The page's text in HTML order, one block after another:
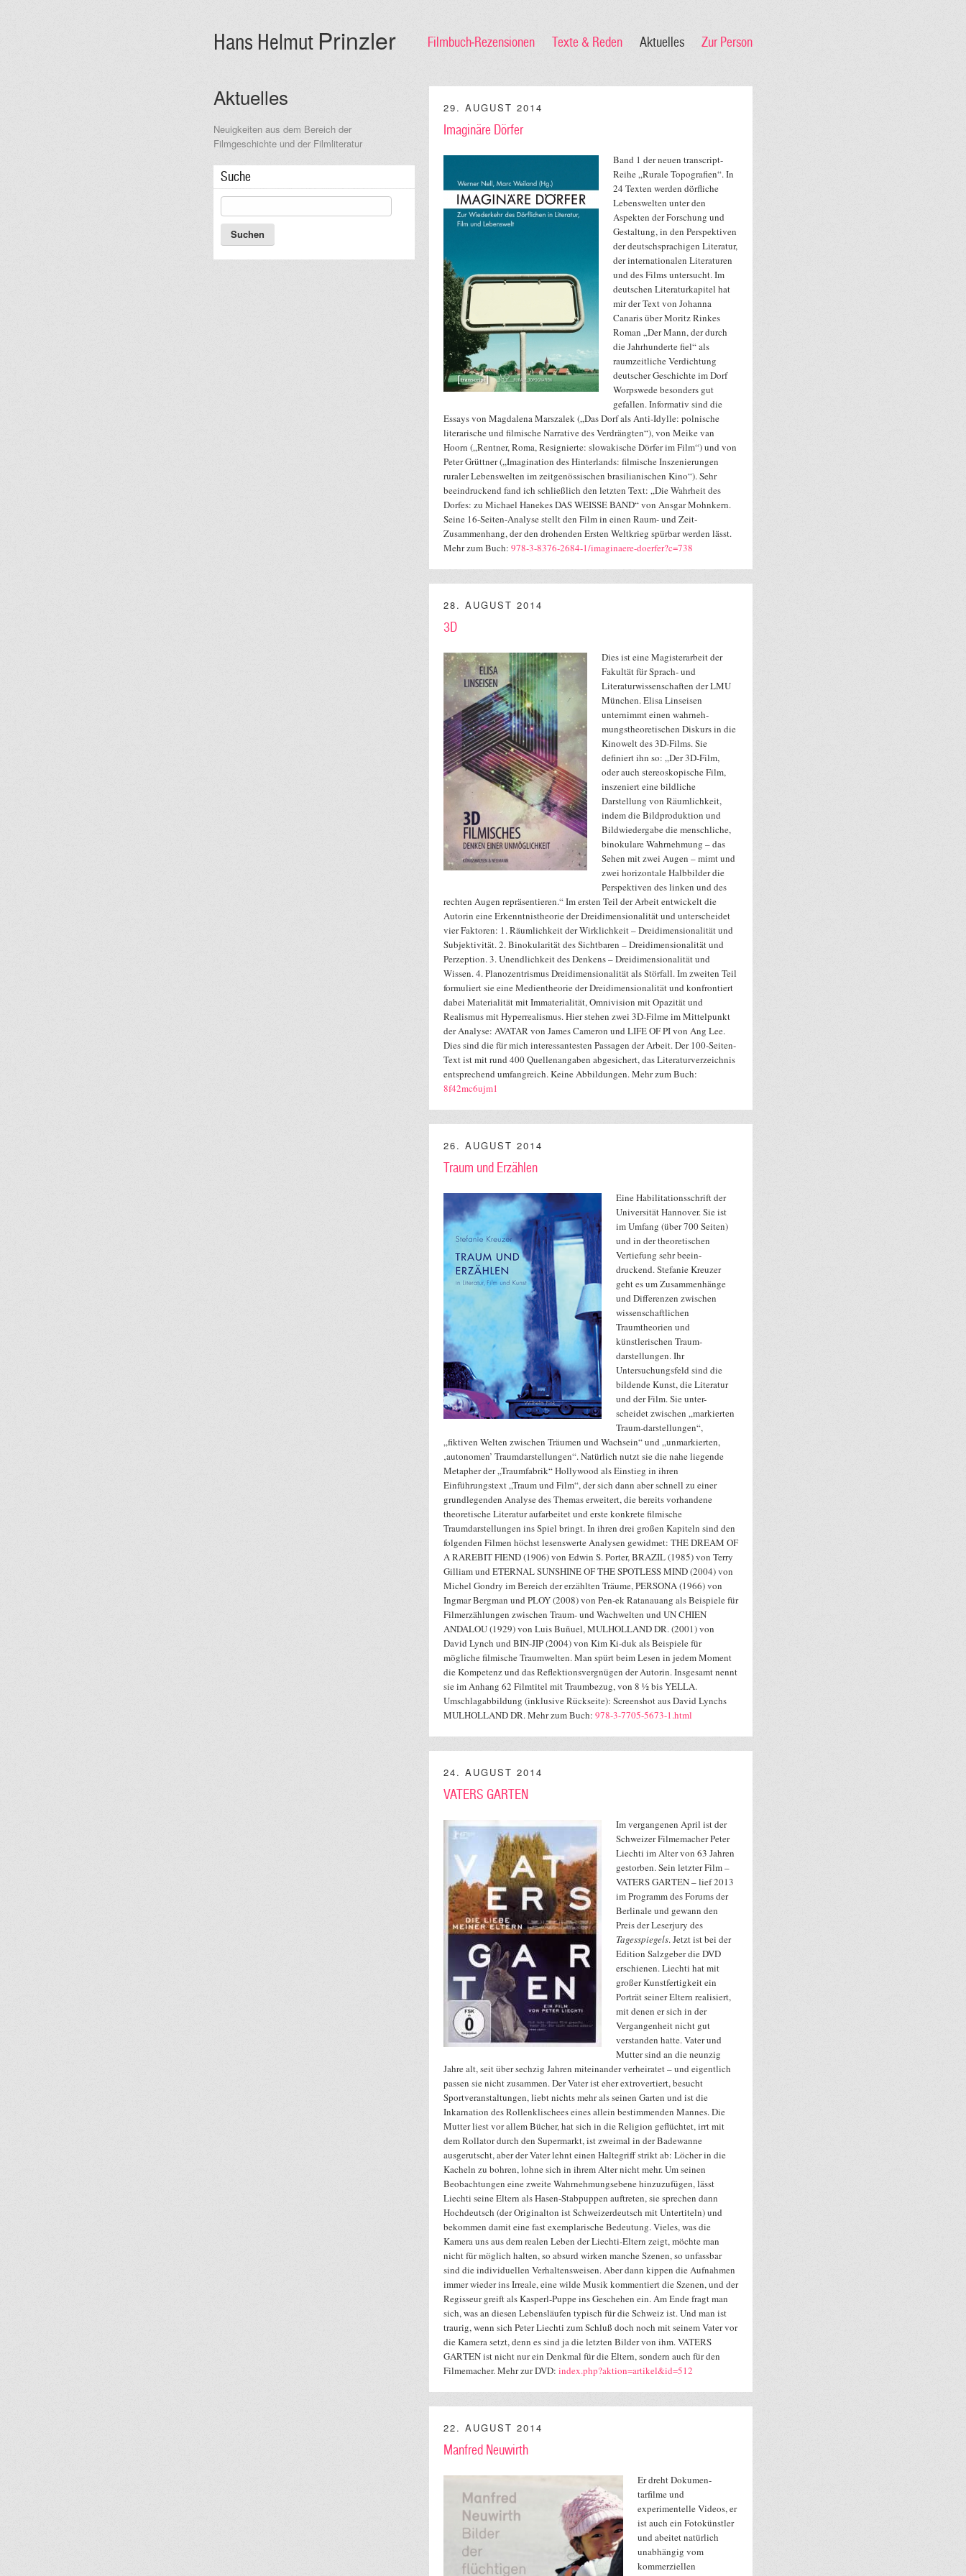
Hans Helmut Prinzler Filmbuch-Rezensionen Texte & Reden Aktuelles Zur Person
Aktuelles
Neuigkeiten aus dem Bereich der
Filmgeschichte und der Filmliteratur
Suche
29. AUGUST 2014
Imaginäre Dörfer
Band 1 der neuen transcript-
Reihe „Rurale Topografien“. In
24 Texten werden dörfliche
Lebenswelten unter den
Aspekten der Forschung und
Gestaltung, in den Perspektiven
der deutschsprachigen Literatur,
der internationalen Literaturen
und des Films untersucht. Im
deutschen Literaturkapitel hat
mir der Text von Johanna
Canaris über Moritz Rinkes
Roman „Der Mann, der durch
die Jahrhunderte fiel“ als
raumzeitliche Verdichtung
deutscher Geschichte im Dorf
Worpswede besonders gut
gefallen. Informativ sind die
Essays von Magdalena Marszalek („Das Dorf als Anti-Idylle: polnische
literarische und filmische Narrative des Verdrängten“), von Meike van
Hoorn („Rentner, Roma, Resignierte: slowakische Dörfer im Film“) und von
Peter Grüttner („Imagination des Hinterlands: filmische Inszenierungen
ruraler Lebenswelten im zeitgenössischen brasilianischen Kino“). Sehr
beeindruckend fand ich schließlich den letzten Text: „Die Wahrheit des
Dorfes: zu Michael Hanekes DAS WEISSE BAND“ von Ansgar Mohnkern.
Seine 16-Seiten-Analyse stellt den Film in einen Raum- und Zeit-
Zusammenhang, der den drohenden Ersten Weltkrieg spürbar werden lässt.
Mehr zum Buch: 978-3-8376-2684-1/imaginaere-doerfer?c=738
28. AUGUST 2014
3D
Dies ist eine Magisterarbeit der
Fakultät für Sprach- und
Literaturwissenschaften der LMU
München. Elisa Linseisen
unternimmt einen wahrneh-
mungstheoretischen Diskurs in die
Kinowelt des 3D-Films. Sie
definiert ihn so: „Der 3D-Film,
oder auch stereoskopische Film,
inszeniert eine bildliche
Darstellung von Räumlichkeit,
indem die Bildproduktion und
Bildwiedergabe die menschliche,
binokulare Wahrnehmung – das
Sehen mit zwei Augen – mimt und
zwei horizontale Halbbilder die
Perspektiven des linken und des
rechten Augen repräsentieren.“ Im ersten Teil der Arbeit entwickelt die
Autorin eine Erkenntnistheorie der Dreidimensionalität und unterscheidet
vier Faktoren: 1. Räumlichkeit der Wirklichkeit – Dreidimensionalität und
Subjektivität. 2. Binokularität des Sichtbaren – Dreidimensionalität und
Perzeption. 3. Unendlichkeit des Denkens – Dreidimensionalität und
Wissen. 4. Planozentrismus Dreidimensionalität als Störfall. Im zweiten Teil
formuliert sie eine Medientheorie der Dreidimensionalität und konfrontiert
dabei Materialität mit Immaterialität, Omnivision mit Opazität und
Realismus mit Hyperrealismus. Hier stehen zwei 3D-Filme im Mittelpunkt
der Analyse: AVATAR von James Cameron und LIFE OF PI von Ang Lee.
Dies sind die für mich interessantesten Passagen der Arbeit. Der 100-Seiten-
Text ist mit rund 400 Quellenangaben abgesichert, das Literaturverzeichnis
entsprechend umfangreich. Keine Abbildungen. Mehr zum Buch:
8f42mc6ujm1
26. AUGUST 2014
Traum und Erzählen
Eine Habilitationsschrift der
Universität Hannover. Sie ist
im Umfang (über 700 Seiten)
und in der theoretischen
Vertiefung sehr beein-
druckend. Stefanie Kreuzer
geht es um Zusammenhänge
und Differenzen zwischen
wissenschaftlichen
Traumtheorien und
künstlerischen Traum-
darstellungen. Ihr
Untersuchungsfeld sind die
bildende Kunst, die Literatur
und der Film. Sie unter-
scheidet zwischen „markierten
Traum-darstellungen“,
„fiktiven Welten zwischen Träumen und Wachsein“ und „unmarkierten,
‚autonomen’ Traumdarstellungen“. Natürlich nutzt sie die nahe liegende
Metapher der „Traumfabrik“ Hollywood als Einstieg in ihren
Einführungstext „Traum und Film“, der sich dann aber schnell zu einer
grundlegenden Analyse des Themas erweitert, die bereits vorhandene
theoretische Literatur aufarbeitet und erste konkrete filmische
Traumdarstellungen ins Spiel bringt. In ihren drei großen Kapiteln sind den
folgenden Filmen höchst lesenswerte Analysen gewidmet: THE DREAM OF
A RAREBIT FIEND (1906) von Edwin S. Porter, BRAZIL (1985) von Terry
Gilliam und ETERNAL SUNSHINE OF THE SPOTLESS MIND (2004) von
Michel Gondry im Bereich der erzählten Träume, PERSONA (1966) von
Ingmar Bergman und PLOY (2008) von Pen-ek Ratanauang als Beispiele für
Filmerzählungen zwischen Traum- und Wachwelten und UN CHIEN
ANDALOU (1929) von Luis Buñuel, MULHOLLAND DR. (2001) von
David Lynch und BIN-JIP (2004) von Kim Ki-duk als Beispiele für
mögliche filmische Traumwelten. Man spürt beim Lesen in jedem Moment
die Kompetenz und das Reflektionsvergnügen der Autorin. Insgesamt nennt
sie im Anhang 62 Filmtitel mit Traumbezug, von 8 ½ bis YELLA.
Umschlagabbildung (inklusive Rückseite): Screenshot aus David Lynchs
MULHOLLAND DR. Mehr zum Buch: 978-3-7705-5673-1.html
24. AUGUST 2014
VATERS GARTEN
Im vergangenen April ist der
Schweizer Filmemacher Peter
Liechti im Alter von 63 Jahren
gestorben. Sein letzter Film –
VATERS GARTEN – lief 2013
im Programm des Forums der
Berlinale und gewann den
Preis der Leserjury des
Tagesspiegels. Jetzt ist bei der
Edition Salzgeber die DVD
erschienen. Liechti hat mit
großer Kunstfertigkeit ein
Porträt seiner Eltern realisiert,
mit denen er sich in der
Vergangenheit nicht gut
verstanden hatte. Vater und
Mutter sind an die neunzig
Jahre alt, seit über sechzig Jahren miteinander verheiratet – und eigentlich
passen sie nicht zusammen. Der Vater ist eher extrovertiert, besucht
Sportveranstaltungen, liebt nichts mehr als seinen Garten und ist die
Inkarnation des Rollenklischees eines allein bestimmenden Mannes. Die
Mutter liest vor allem Bücher, hat sich in die Religion geflüchtet, irrt mit
dem Rollator durch den Supermarkt, ist zweimal in der Badewanne
ausgerutscht, aber der Vater lehnt einen Haltegriff strikt ab: Löcher in die
Kacheln zu bohren, lohne sich in ihrem Alter nicht mehr. Um seinen
Beobachtungen eine zweite Wahrnehmungsebene hinzuzufügen, lässt
Liechti seine Eltern als Hasen-Stabpuppen auftreten, sie sprechen dann
Hochdeutsch (der Originalton ist Schweizerdeutsch mit Untertiteln) und
bekommen damit eine fast exemplarische Bedeutung. Vieles, was die
Kamera uns aus dem realen Leben der Liechti-Eltern zeigt, möchte man
nicht für möglich halten, so absurd wirken manche Szenen, so unfassbar
sind die individuellen Verhaltensweisen. Aber dann kippen die Aufnahmen
immer wieder ins Irreale, eine wilde Musik kommentiert die Szenen, und der
Regisseur greift als Kasperl-Puppe ins Geschehen ein. Am Ende fragt man
sich, was an diesen Lebensläufen typisch für die Schweiz ist. Und man ist
traurig, wenn sich Peter Liechti zum Schluß doch noch mit seinem Vater vor
die Kamera setzt, denn es sind ja die letzten Bilder von ihm. VATERS
GARTEN ist nicht nur ein Denkmal für die Eltern, sondern auch für den
Filmemacher. Mehr zur DVD: index.php?aktion=artikel&id=512
22. AUGUST 2014
Manfred Neuwirth
Er dreht Dokumen-
tarfilme und
experimentelle Videos, er
ist auch ein Fotokünstler
und abeitet natürlich
unabhängig vom
kommerziellen